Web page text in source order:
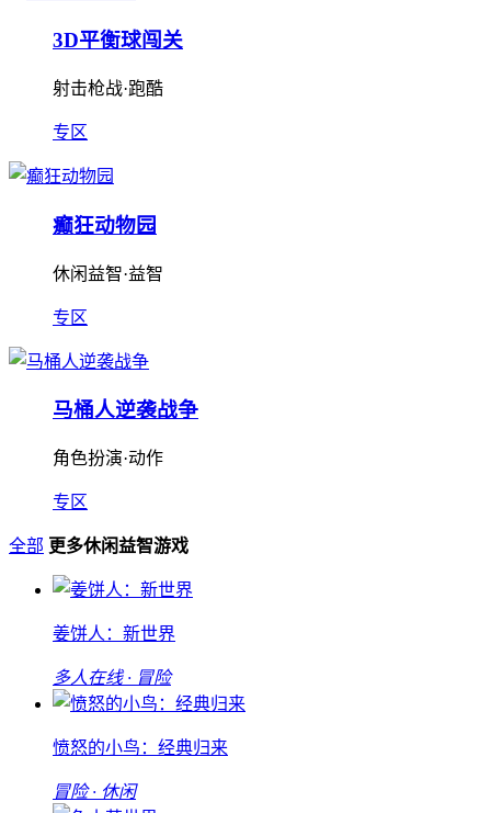
3D平衡球闯关
射击枪战·跑酷
专区
癫狂动物园
休闲益智·益智
专区
马桶人逆袭战争
角色扮演·动作
专区
全部 更多休闲益智游戏
姜饼人：新世界
多人在线 · 冒险
愤怒的小鸟：经典归来
冒险 · 休闲